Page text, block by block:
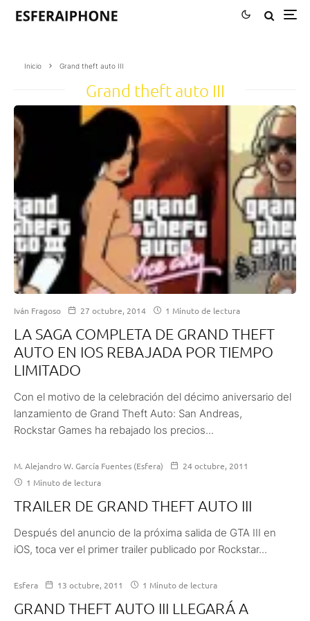
Inicio Grand theft auto III
Grand theft auto III
Iván Fragoso 27 octubre, 2014 1 Minuto de lectura
LA SAGA COMPLETA DE GRAND THEFT
AUTO EN IOS REBAJADA POR TIEMPO
LIMITADO
Con el motivo de la celebración del décimo aniversario del
lanzamiento de Grand Theft Auto: San Andreas,
Rockstar Games ha rebajado los precios...
M. Alejandro W. García Fuentes (Esfera)
24 octubre, 2011
1 Minuto de lectura
TRAILER DE GRAND THEFT AUTO III
Después del anuncio de la próxima salida de GTA III en
iOS, toca ver el primer trailer publicado por Rockstar...
Esfera 13 octubre, 2011 1 Minuto de lectura
GRAND THEFT AUTO III LLEGARÁ A